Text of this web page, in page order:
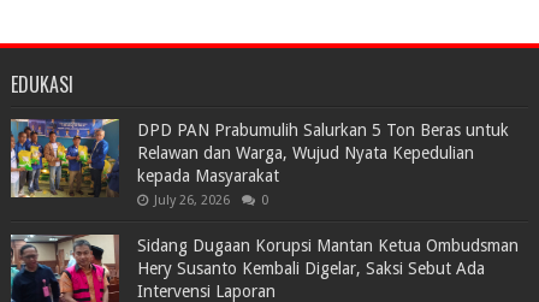
EDUKASI
DPD PAN Prabumulih Salurkan 5 Ton Beras untuk
Relawan dan Warga, Wujud Nyata Kepedulian
kepada Masyarakat
July 26, 2026 0
Sidang Dugaan Korupsi Mantan Ketua Ombudsman
Hery Susanto Kembali Digelar, Saksi Sebut Ada
Intervensi Laporan